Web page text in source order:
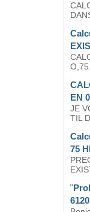
EN
JE
TIL
75
6120